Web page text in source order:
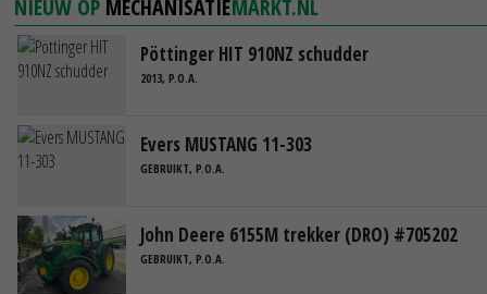
NIEUW OP MECHANISATIEMARKT.NL
Pöttinger HIT 910NZ schudder
2013, P.O.A.
Evers MUSTANG 11-303
GEBRUIKT, P.O.A.
John Deere 6155M trekker (DRO) #705202
GEBRUIKT, P.O.A.